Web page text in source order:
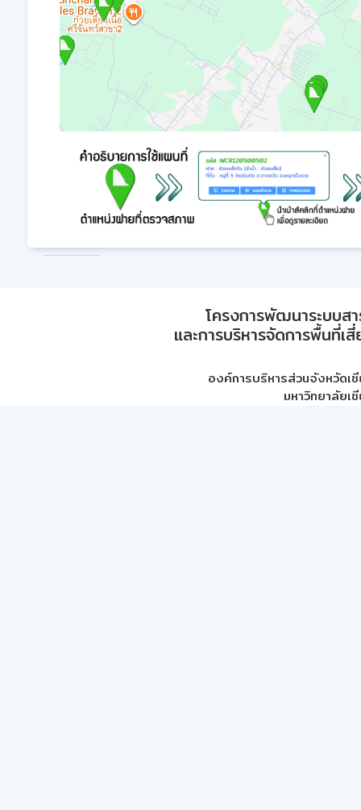
โครงการพัฒนาระบบส
และการบริหารจัดการพื้นที่เ
องค์การบริหารส่วนจังหวัดเ
มหาวิทยาลัยเ